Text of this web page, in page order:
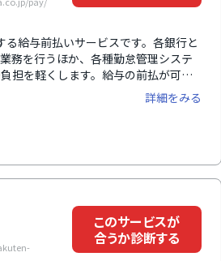
給与前払いサービスです。各銀行と
務を行うほか、各種勤怠管理システ
担を軽くします。給与の前払が可能
上にもつながります。さらに、SSLに
操作履歴の閲覧が可能といったセキ
ます。福利厚生サービスの一つと
ィアにも多数取り上げられ注目され
詳細をみる
このサービスが
合うか診断する